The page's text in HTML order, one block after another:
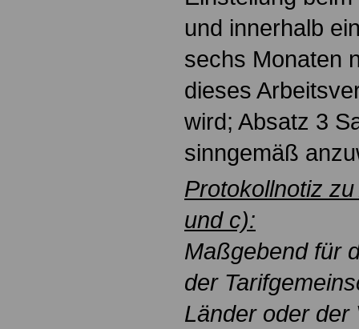
und innerhalb
sechs Monaten
dieses
wird; Absatz 3
sinngemäß
Protokollnotiz
und c):
Maßgebend für
der
Länder oder der